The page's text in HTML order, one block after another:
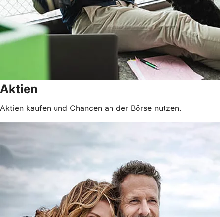
Aktien
Aktien kaufen und Chancen an der Börse nutzen.